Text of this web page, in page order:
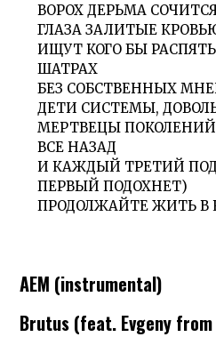
ВОРОХ ДЕРЬМА
ГЛАЗА ЗАЛИТЫЕ
ИЩУТ КОГО БЫ
ШАТРАХ
БЕЗ СОБСТВЕННЫХ
ДЕТИ СИСТЕМЫ,
МЕРТВЕЦЫ
ВСЕ НАЗАД
И КАЖДЫЙ ТРЕТИЙ
ПЕРВЫЙ ПОДОХНЕТ)
ПРОДОЛЖАЙТЕ ЖИТЬ В
AEM (instrumental)
Brutus (feat. Evgeny from